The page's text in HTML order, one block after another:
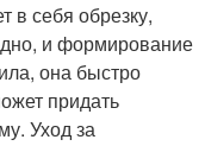
в себя обрезку,
и формирование
она быстро
придать
Уход за